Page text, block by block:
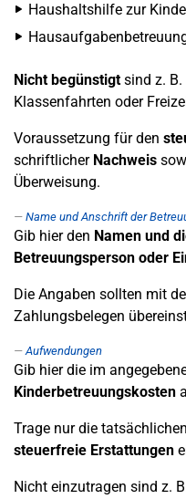
Haushaltshilfe zur
Nicht begünstigtsind z. B.
Klassenfahrten oder
Voraussetzung für den
schriftlicher Nachweis
Überweisung.
Name und Anschrift der
Gib hier den Namen und
Betreuungsperson oder
Die Angaben sollten mit
Zahlungsbelegen
Aufwendungen
Gib hier die im
Kinderbetreuungskosten
Trage nur die
steuerfreie Erstattungen
Nicht einzutragen sind z.